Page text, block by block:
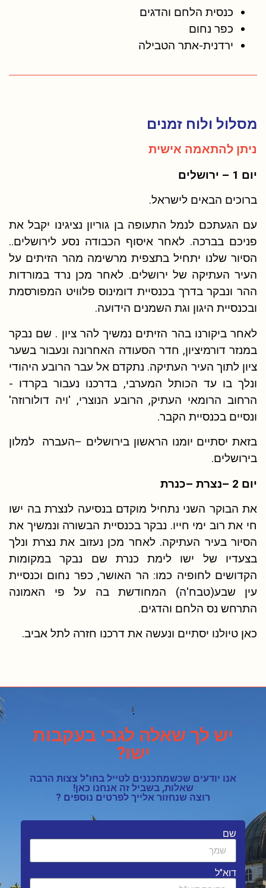
כנסית הלחם והדגים
כפר נחום
ירדנית-אתר הטבילה
מסלול ולוח זמנים
ניתן להתאמה אישית
יום 1 – ירושלים
ברוכים הבאים לישראל.
עם הגעתכם לנמל התעופה בן גוריון נציגינו יקבל את
פניכם בברכה. לאחר איסוף הכבודה נסע לירושלים..
הסיור שלנו יתחיל בתצפית מרשימה מהר הזיתים על
העיר העתיקה של ירושלים. לאחר מכן נרד במורדות
ההר ונבקר בדרך בכנסיית דומינוס פלוויט המפורסמת
ובכנסיית היגון וגת השמנים הידועה.
לאחר ביקורנו בהר הזיתים נמשיך להר ציון . שם נבקר
במנזר דורמיציון, חדר הסעודה האחרונה ונעבור בשער
ציון לתוך העיר העתיקה. נתקדם אל עבר הרובע היהודי
ונלך בו עד הכותל המערבי, בדרכנו נעבור בקרדו -
הרחוב הרומאי העתיק, הרובע הנוצרי, 'ויה דולורוזה'
ונסיים בכנסיית הקבר.
בזאת יסתיים יומנו הראשון בירושלים –העברה למלון
בירושלים.
יום 2 –נצרת –כנרת
את הבוקר השני נתחיל מוקדם בנסיעה לנצרת בה ישו
חי את רוב ימי חייו. נבקר בכנסיית הבשורה ונמשיך את
הסיור בעיר העתיקה. לאחר מכן נעזוב את נצרת ונלך
בצעדיו של ישו לימת כנרת שם נבקר במקומות
הקדושים לחופיה כמו: הר האושר, כפר נחום וכנסיית
עין שבע(טבח'ה) המחודשת בה על פי האמונה
התרחש נס הלחם והדגים.
כאן טיולנו יסתיים ונעשה את דרכנו חזרה לתל אביב.
האם יש מסלולים מאתגרים ?
יש לך שאלה לגבי בעקבות
ישו?
אנו יודעים שכשמתכננים לטייל בחו"ל צצות הרבה
שאלות, בשביל זה אנחנו כאן!
רוצה שנחזור אלייך לפרטים נוספים ?
שם
דוא"ל